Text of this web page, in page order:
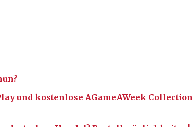
und kostenlose AGameAWeek Collection